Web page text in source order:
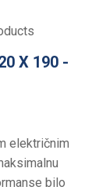
X 190 -
električnim
bilo